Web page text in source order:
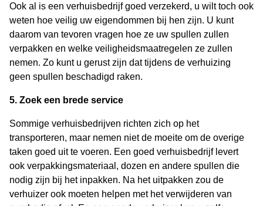
Ook al is een verhuisbedrijf goed verzekerd, u wilt toch ook
weten hoe veilig uw eigendommen bij hen zijn. U kunt
daarom van tevoren vragen hoe ze uw spullen zullen
verpakken en welke veiligheidsmaatregelen ze zullen
nemen. Zo kunt u gerust zijn dat tijdens de verhuizing
geen spullen beschadigd raken.
5. Zoek een brede service
Sommige verhuisbedrijven richten zich op het
transporteren, maar nemen niet de moeite om de overige
taken goed uit te voeren. Een goed verhuisbedrijf levert
ook verpakkingsmateriaal, dozen en andere spullen die
nodig zijn bij het inpakken. Na het uitpakken zou de
verhuizer ook moeten helpen met het verwijderen van